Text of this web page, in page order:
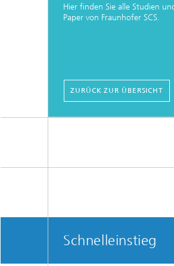
Hier finden Sie alle Studien
Paper von Fraunhofer SCS.
ZURÜCK ZUR ÜBERSICHT
Schnelleinstieg